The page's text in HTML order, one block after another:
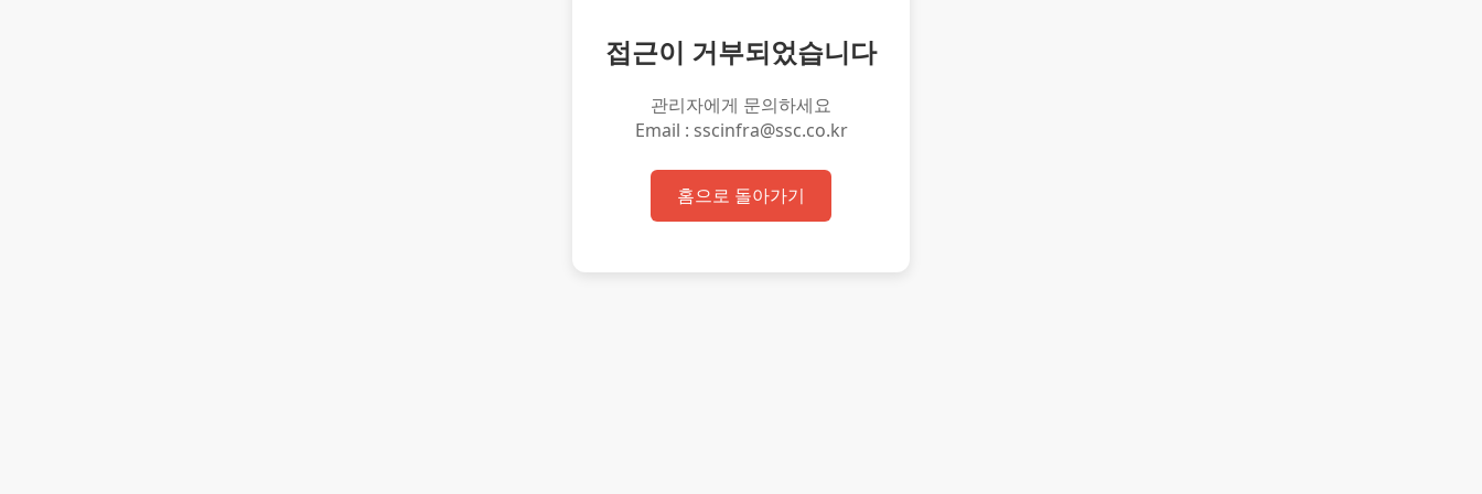
접근이 거부되었습니다
관리자에게 문의하세요
Email : sscinfra@ssc.co.kr
홈으로 돌아가기